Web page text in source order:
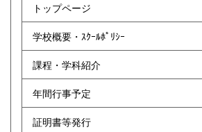
トップページ
学校概要・ｽｸｰﾙﾎﾟﾘｼｰ
課程・学科紹介
年間行事予定
証明書等発行